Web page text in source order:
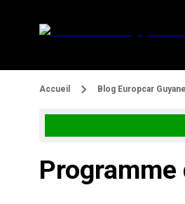
Accueil Blog Europcar Guyane